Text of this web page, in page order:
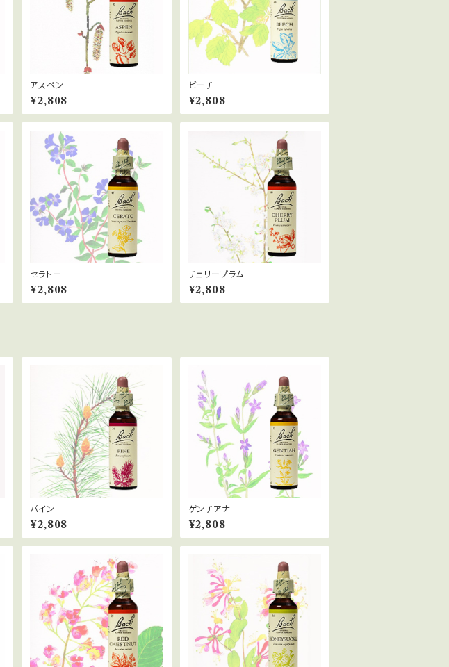
アスペン
¥2,808
ビーチ
¥2,808
セラトー
¥2,808
チェリープラム
¥2,808
パイン
¥2,808
ゲンチアナ
¥2,808